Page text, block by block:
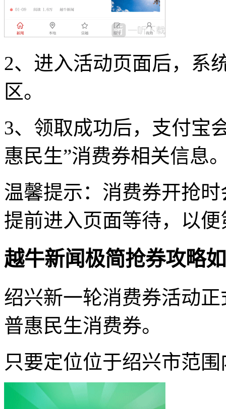
2、进入活动页面后，系
区。
3、领取成功后，支付宝
惠民生”消费券相关信息
温馨提示：消费券开抢
提前进入页面等待，以
越牛新闻极简抢券攻略
绍兴新一轮消费券活动
普惠民生消费券。
只要定位位于绍兴市范